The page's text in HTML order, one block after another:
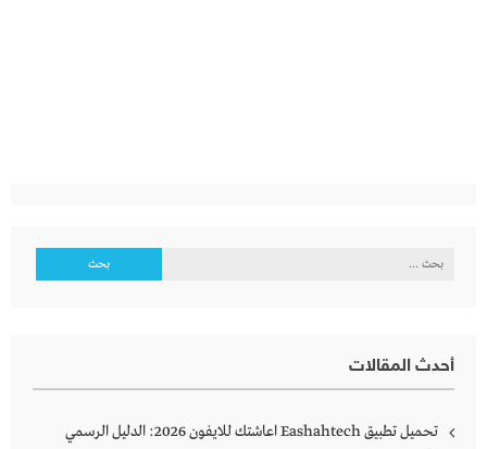
البحث
أحدث المقالات
تحميل تطبيق Eashahtech اعاشتك للايفون 2026: الدليل الرسمي